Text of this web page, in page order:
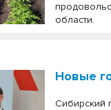
области.
Новые
Сибирский